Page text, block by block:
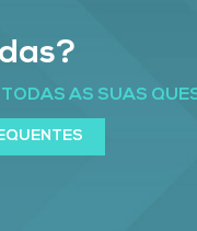
AS SUAS